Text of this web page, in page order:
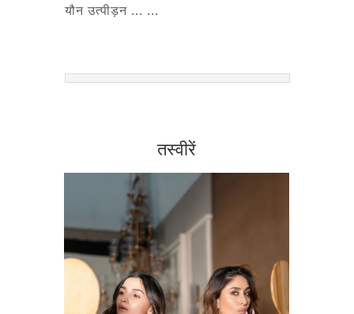
यौन उत्पीड़न ... ...
तस्वीरें